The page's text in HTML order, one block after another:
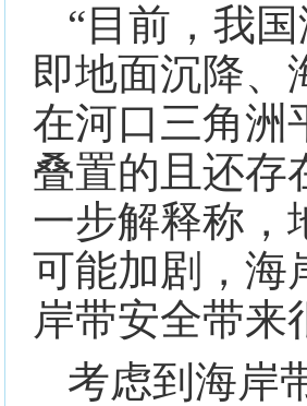
“目前，我
即地面沉降、
在河口三角洲
叠置的且还存
一步解释称，
可能加剧，海
岸带安全带来
考虑到海岸